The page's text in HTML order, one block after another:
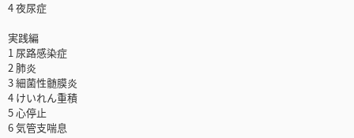
4 夜尿症
実践編
1 尿路感染症
2 肺炎
3 細菌性髄膜炎
4 けいれん重積
5 心停止
6 気管支喘息